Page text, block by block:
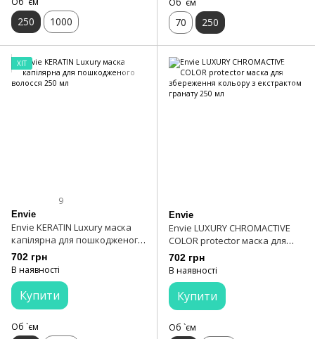
250 1000
Об `єм
70 250
ХІТ
9
Envie
Envie KERATIN Luxury маска
капілярна для пошкодженого
волосся 250 мл
702 грн
В наявності
Купити
Об `єм
Envie
Envie LUXURY CHROMAСTIVE
COLOR protector маска для
збереження кольору з
екстрактом гранату 250 мл
702 грн
В наявності
Купити
Об `єм